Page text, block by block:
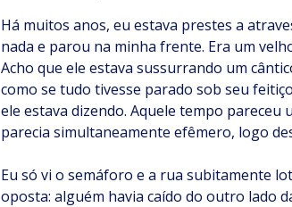
Há muitos anos, eu estava prestes a
nada e parou na minha frente. Era um
Acho que ele estava sussurrando um
como se tudo tivesse parado sob seu
ele estava dizendo. Aquele tempo
parecia simultaneamente efêmero, logo
Eu só vi o semáforo e a rua subitamente
oposta: alguém havia caído do outro lado